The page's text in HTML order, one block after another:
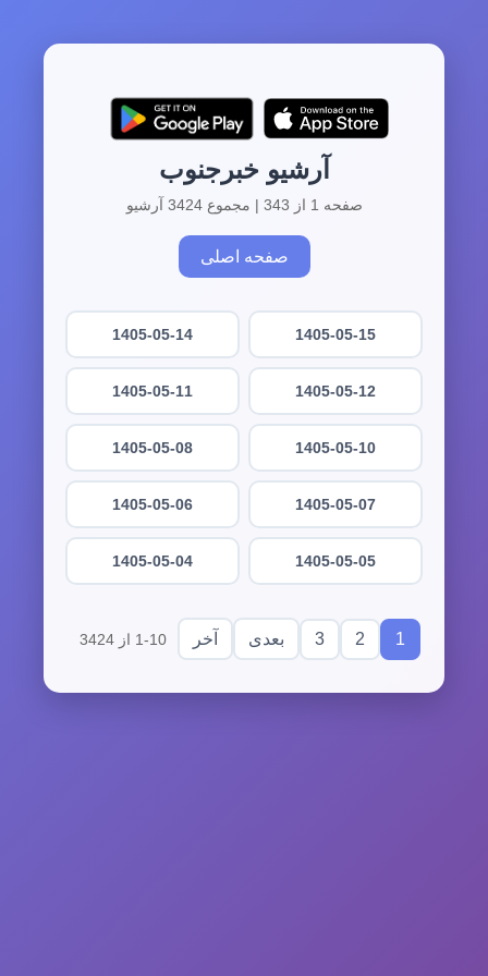
آرشیو خبرجنوب
صفحه 1 از 343 | مجموع 3424 آرشیو
صفحه اصلی
1405-05-15
1405-05-14
1405-05-12
1405-05-11
1405-05-10
1405-05-08
1405-05-07
1405-05-06
1405-05-05
1405-05-04
1
2
3 بعدی آخر 1-10 از 3424